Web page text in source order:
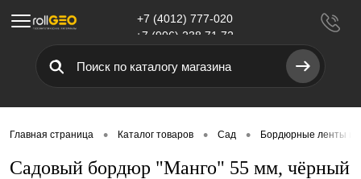
Меню
+7 (4012) 777-020
+7 (906) 238 71 72
Главная страница • Каталог товаров • Сад • Бордюрные ленты и
Садовый бордюр "Манго" 55 мм, чёрный